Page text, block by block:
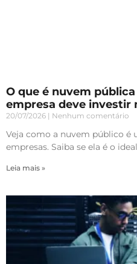
O que é nuvem
empresa deve investir
20/07/2026 Nenhum comentário
Veja como a nuvem público é
empresas. Saiba se ela é o
Leia mais »